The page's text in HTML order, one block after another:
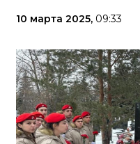
10 марта 2025, 09:33